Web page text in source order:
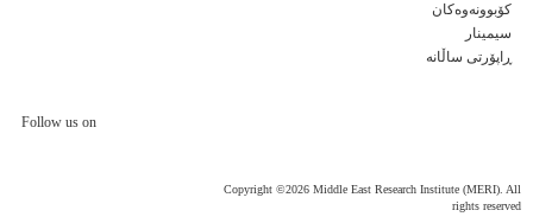
کۆبوونەوەکان
سیمینار
ڕاپۆرتی ساڵانه
Follow us on
Copyright ©2026 Middle East Research Institute (MERI). All
rights reserved